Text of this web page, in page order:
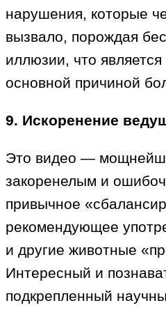
нарушения, которые
вызвало, порождая
иллюзии, что
основной причиной
9. Искоренение
Это видео —
закоренелым и
привычное
рекомендующее
и другие животные
Интересный и
подкрепленный